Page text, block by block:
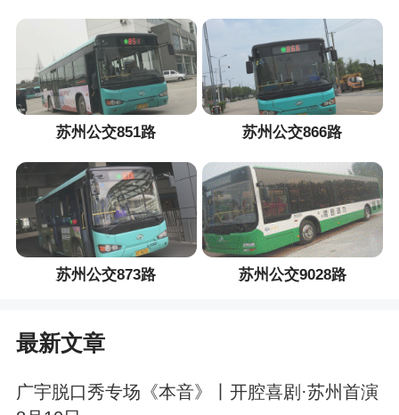
苏州公交851路 苏州公交866路
苏州公交873路 苏州公交9028路
最新文章
广宇脱口秀专场《本音》丨开腔喜剧·苏州首演